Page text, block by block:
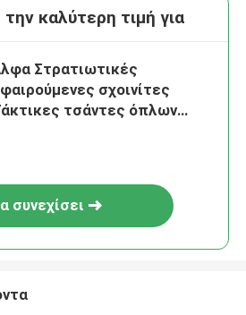
καλύτερη τιμή για
Στρατιωτικές
σχοινίτες
τσάντες όπλων
συνεχίσει